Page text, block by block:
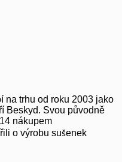
na trhu od roku 2003 jako
Beskyd. Svou původně
nákupem
o výrobu sušenek